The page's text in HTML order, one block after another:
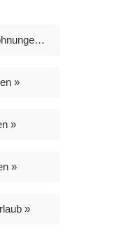
Ferienwohnungen »
»
»
»
»